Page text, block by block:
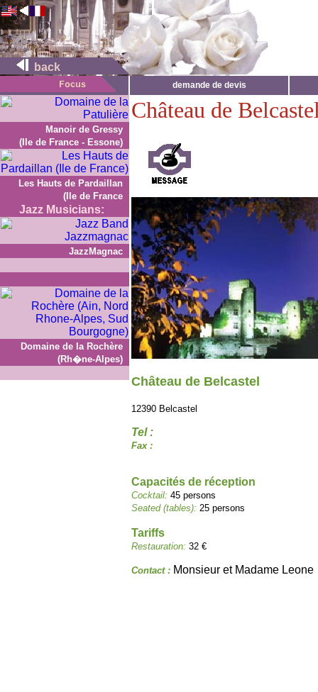
back
demande de devis
Manoir de Gressy
(Ile de France - Essone)
Les Hauts de Pardaillan
(Ile de France
Jazz Musicians:
JazzMagnac
Domaine de la Rochère
(Rh�ne-Alpes)
Château de
Château de Belcastel
12390 Belcastel
Tel :
Fax :
Capacités de réception
Cocktail: 45 persons
Seated (tables): 25 persons
Tariffs
Restauration: 32 €
Contact : Monsieur et Madame Leone